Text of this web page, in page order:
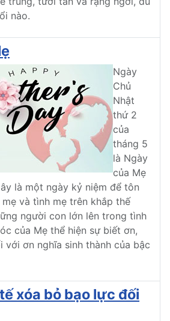
nào.
Ngày
Chủ
Nhật
thứ 2
của
tháng 5
là Ngày
của Mẹ
là một ngày kỷ niệm để tôn
và tình mẹ trên khắp thế
người con lớn lên trong tình
của Mẹ thể hiện sự biết ơn,
với ơn nghĩa sinh thành của bậc
xóa bỏ bạo lực đối